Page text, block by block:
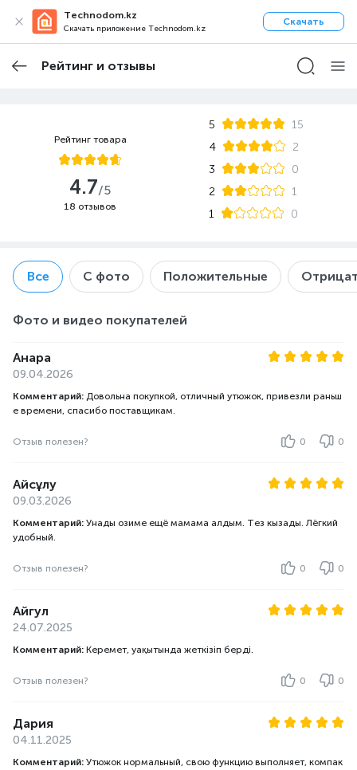
Technodom.kz
Скачать приложение Technodom.kz
Скачать
Рейтинг и отзывы
Все С фото Положительные
Фото и видео покупателей
Анара
09.04.2026
Комментарий: Довольна покупкой, отличный утюжок, привезли раньш
е времени, спасибо поставщикам.
Отзыв полезен? 0 0
Айсұлу
09.03.2026
Комментарий: Унады озиме ещё мамама алдым. Тез кызады. Лёгкий
удобный.
Отзыв полезен? 0 0
Айгул
24.07.2025
Комментарий: Керемет, уақытында жеткізіп берді.
Отзыв полезен? 0 0
Дария
04.11.2025
Комментарий: Утюжок нормальный, свою функцию выполняет, компак
Рейтинг товара
4.7/5
18 отзывов
5
15
4
2
3
0
2
1
1
0